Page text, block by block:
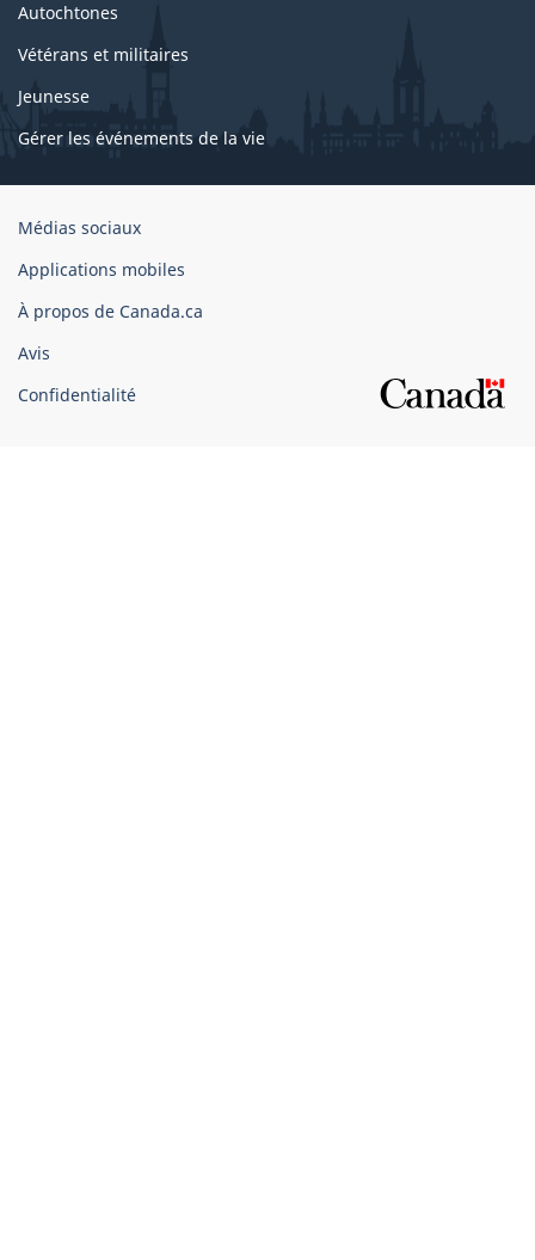
Autochtones
Vétérans et militaires
Jeunesse
Gérer les événements de la vie
Organisation
gouvernement
du
Canada
Médias sociaux
Applications mobiles
À propos de Canada.ca
Avis
Confidentialité